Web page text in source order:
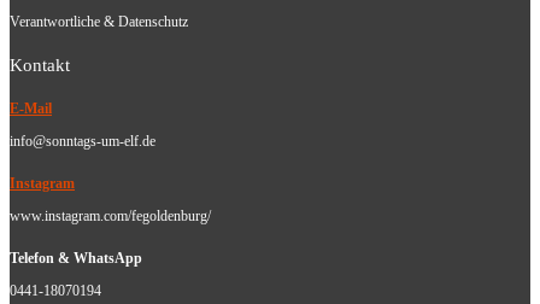
Verantwortliche & Datenschutz
Kontakt
E-Mail
info@sonntags-um-elf.de
Instagram
www.instagram.com/fegoldenburg/
Telefon & WhatsApp
0441-18070194